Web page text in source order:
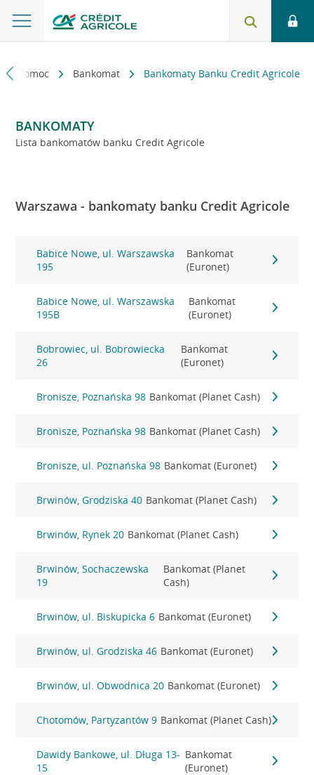
i pomoc Bankomat Bankomaty Banku Credit Agricole
BANKOMATY
Lista bankomatów banku Credit Agricole
Warszawa - bankomaty banku Credit Agricole
Babice Nowe, ul. Warszawska
195
Bankomat
(Euronet)
Babice Nowe, ul. Warszawska
195B
Bankomat
(Euronet)
Bobrowiec, ul. Bobrowiecka
26
Bankomat
(Euronet)
Bronisze, Poznańska 98 Bankomat (Planet Cash)
Bronisze, Poznańska 98 Bankomat (Planet Cash)
Bronisze, ul. Poznańska 98 Bankomat (Euronet)
Brwinów, Grodziska 40 Bankomat (Planet Cash)
Brwinów, Rynek 20 Bankomat (Planet Cash)
Brwinów, Sochaczewska
19
Bankomat (Planet
Cash)
Brwinów, ul. Biskupicka 6 Bankomat (Euronet)
Brwinów, ul. Grodziska 46 Bankomat (Euronet)
Brwinów, ul. Obwodnica 20 Bankomat (Euronet)
Chotomów, Partyzantów 9 Bankomat (Planet Cash)
Dawidy Bankowe, ul. Długa 13-
15
Bankomat
(Euronet)